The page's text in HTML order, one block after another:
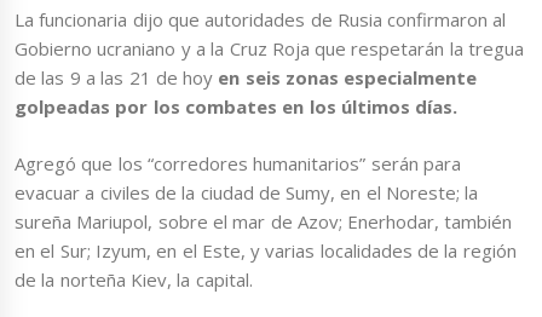
La funcionaria dijo que autoridades de Rusia confirmaron al
Gobierno ucraniano y a la Cruz Roja que respetarán la tregua
de las 9 a las 21 de hoy en seis zonas especialmente
golpeadas por los combates en los últimos días.
Agregó que los “corredores humanitarios” serán para
evacuar a civiles de la ciudad de Sumy, en el Noreste; la
sureña Mariupol, sobre el mar de Azov; Enerhodar, también
en el Sur; Izyum, en el Este, y varias localidades de la región
de la norteña Kiev, la capital.